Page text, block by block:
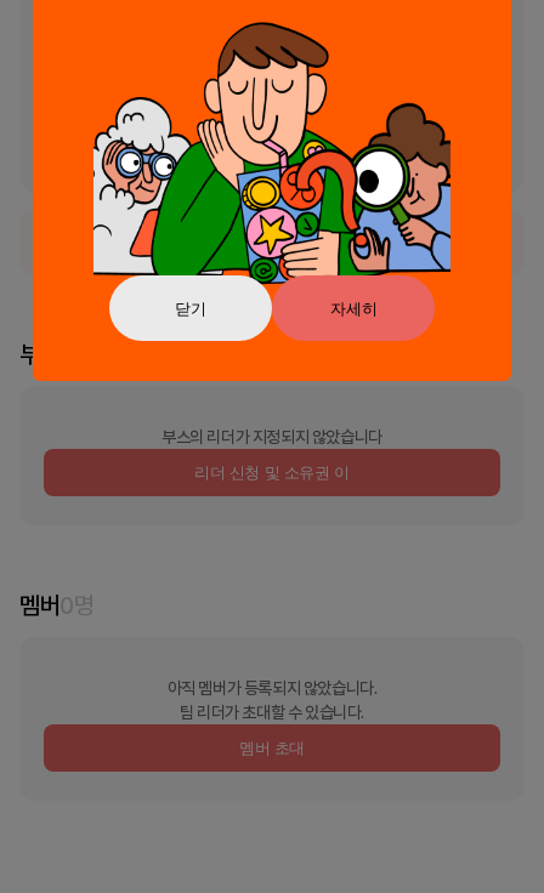
닫기 자세히
- Remove the complexity of engineering effective prompts
- Designed for mobile—perfect for inspiration on the go
Say goodbye to prompt writer’s block. Start creating with AI
—download AI Prompt Library today!
정식 서비스로 출시되었습니다.
부스 리더
부스의 리더가 지정되지 않았습니다
리더 신청 및 소유권 이
멤버0명
아직 멤버가 등록되지 않았습니다.
팀 리더가 초대할 수 있습니다.
멤버 초대